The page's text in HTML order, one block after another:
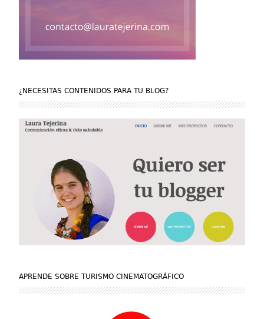
¿NECESITAS CONTENIDOS PARA TU BLOG?
APRENDE SOBRE TURISMO CINEMATOGRÁFICO